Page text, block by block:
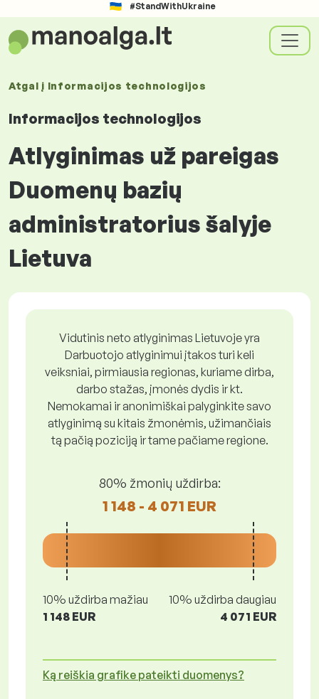
#StandWithUkraine
Atgal į Informacijos technologijos
Informacijos technologijos
Atlyginimas už pareigas
Duomenų bazių
administratorius šalyje
Lietuva
Vidutinis neto atlyginimas Lietuvoje yra
Darbuotojo atlyginimui įtakos turi keli
veiksniai, pirmiausia regionas, kuriame dirba,
darbo stažas, įmonės dydis ir kt.
Nemokamai ir anonimiškai palyginkite savo
atlyginimą su kitais žmonėmis, užimančiais
tą pačią poziciją ir tame pačiame regione.
80% žmonių uždirba:
1 148 - 4 071 EUR
10% uždirba mažiau
1 148 EUR
10% uždirba daugiau
4 071 EUR
Ką reiškia grafike pateikti duomenys?